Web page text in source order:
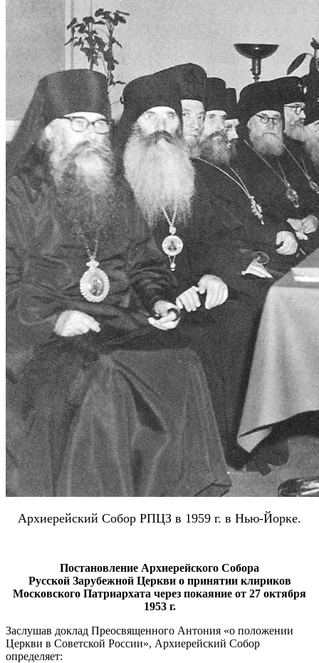
Архиерейский Собор РПЦЗ в 1959 г. в Нью-Йорке.
Постановление Архиерейского Собора
Русской Зарубежной Церкви о принятии клириков
Московского Патриархата через покаяние от 27 октября
1953 г.
​Заслушав доклад Преосвященного Антония «о положении
Церкви в Советской России», Архиерейский Собор
определяет: